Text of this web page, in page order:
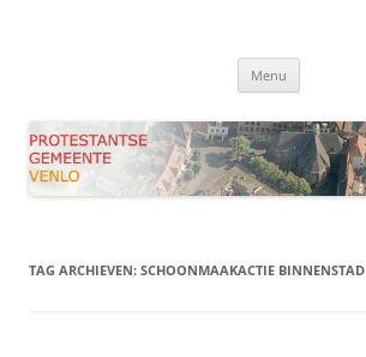
Menu
TAG ARCHIEVEN: SCHOONMAAKACTIE BINNENSTAD